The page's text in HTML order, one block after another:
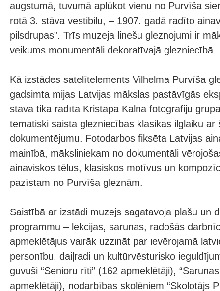
augstumā, tuvumā aplūkot vienu no Purvīša
rotā 3. stāva vestibilu, – 1907. gadā radīto
pilsdrupas”. Trīs muzeja linešu gleznojumi ir
veikums monumentāli dekoratīvajā glezniecībā.
Kā izstādes satelītelements Vilhelma Purvīša
gadsimta mijas Latvijas mākslas pastāvīgās
stāvā tika rādīta Kristapa Kalna fotogrāfiju
tematiski saista glezniecības klasikas ilglaiku ar
dokumentējumu. Fotodarbos fiksēta Latvijas
mainībā, māksliniekam no dokumentāli
ainaviskos tēlus, klasiskos motīvus un
pazīstam no Purvīša gleznām.
Saistībā ar izstādi muzejs sagatavoja plašu un
programmu – lekcijas, sarunas, radošās
apmeklētājus vairāk uzzināt par ievērojamā
personību, daiļradi un kultūrvēsturisko
guvuši “Senioru rīti” (162 apmeklētāji),
apmeklētāji), nodarbības skolēniem “Skolotājs